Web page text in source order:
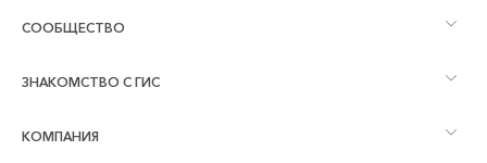
Обзор ArcGIS
СООБЩЕСТВО
Сообщества и форумы
ЗНАКОМСТВО С ГИС
Что такое ГИС?
КОМПАНИЯ